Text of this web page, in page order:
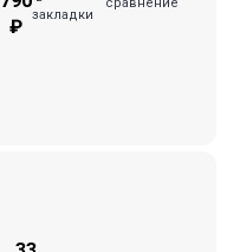
₽
закладки